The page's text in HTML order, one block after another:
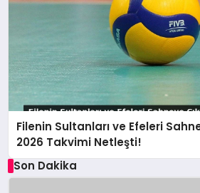
Filenin Sultanları ve Efeleri
2026 Takvimi Netleşti!
Son Dakika